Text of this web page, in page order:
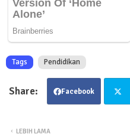
Tags Pendidikan
Facebook
LEBIH LAMA